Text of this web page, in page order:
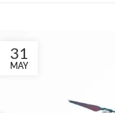
31
MAY